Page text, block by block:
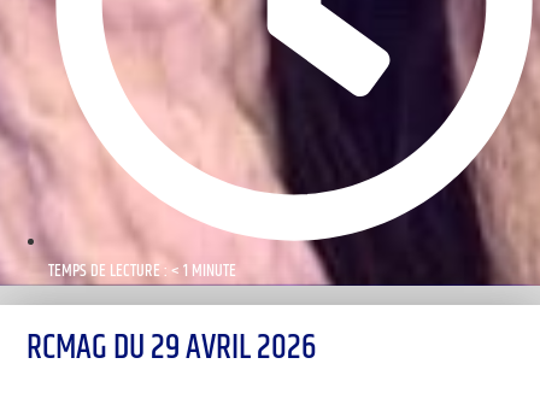
TEMPS DE LECTURE : < 1 MINUTE
RCMAG DU 29 AVRIL 2026